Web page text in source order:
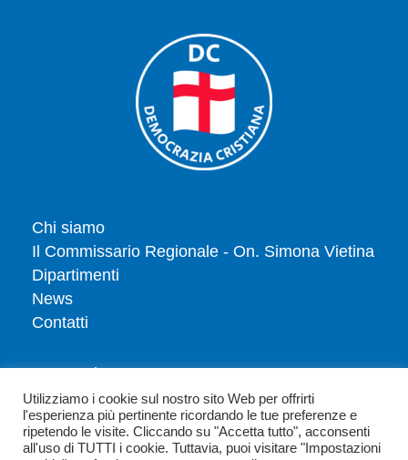
Chi siamo
Il Commissario Regionale - On. Simona Vietina
Dipartimenti
News
Contatti
Tesserati
Dona
Privacy policy
Politica dei cookie
Utilizziamo i cookie sul nostro sito Web per offrirti
l'esperienza più pertinente ricordando le tue preferenze e
ripetendo le visite. Cliccando su "Accetta tutto", acconsenti
all'uso di TUTTI i cookie. Tuttavia, puoi visitare "Impostazioni